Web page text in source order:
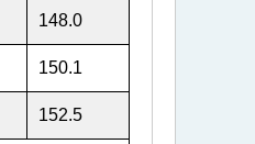
148.0
150.1
152.5